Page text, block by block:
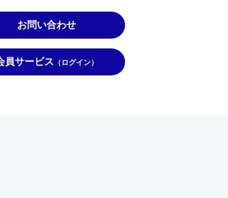
お問い合わせ
員サービス （ログイン）